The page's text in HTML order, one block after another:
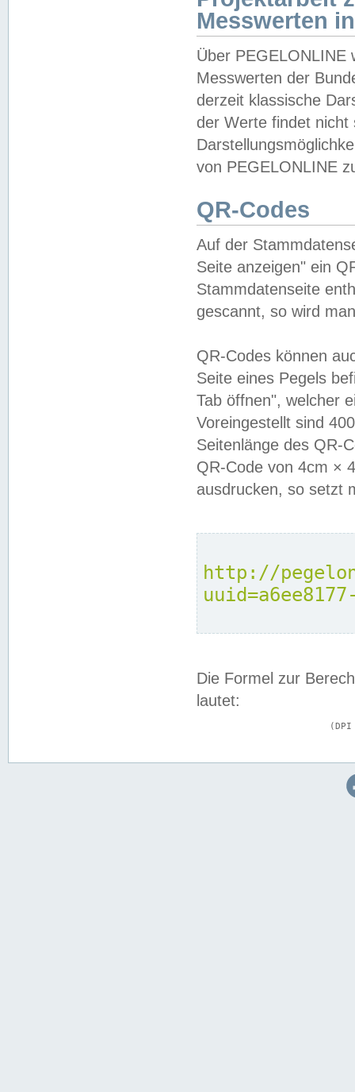
Messwerten
Über PEGELONLINE
Messwerten der
derzeit klassische
der Werte findet
von PEGELONLINE
QR-Codes
Auf der
Seite anzeigen" ein
Stammdatenseite
gescannt, so wird
QR-Codes können
Seite eines Pegels
Tab öffnen", welcher
Voreingestellt sind
Seitenlänge des QR-
QR-Code von 4cm ×
ausdrucken, so setzt
http://
Die Formel zur
lautet: